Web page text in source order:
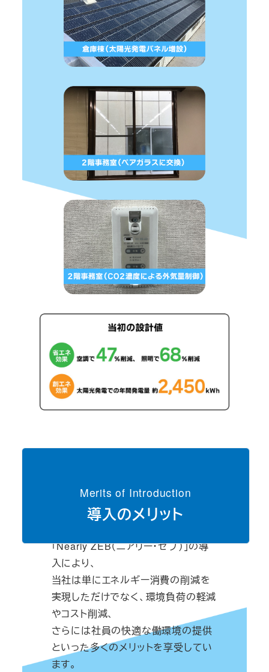
Merits of Introduction
導入のメリット
「Nearly ZEB（ニアリー・ゼブ）」の導
入により、
当社は単にエネルギー消費の削減を
実現しただけでなく、環境負荷の軽減
やコスト削減、
さらには社員の快適な働環境の提供
といった多くのメリットを享受してい
ます。